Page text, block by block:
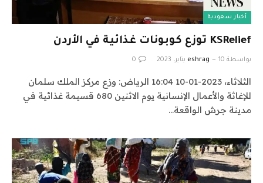
أخبار سعودية
KSRelief توزع كوبونات غذائية في الأردن
بواسطة eshrag 10 يناير، 2023 0
الثلاثاء، 2023-01-10 16:04 الرياض: وزع مركز الملك سلمان
للإغاثة والأعمال الإنسانية يوم الاثنين 680 قسيمة غذائية في
مدينة جرش الواقعة…